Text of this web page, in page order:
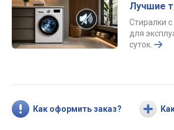
Лучшие
Стиралки
для
суток.
Как оформить заказ?